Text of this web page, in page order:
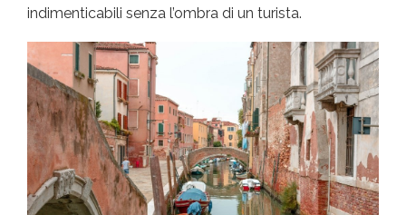
indimenticabili senza l’ombra di un turista.